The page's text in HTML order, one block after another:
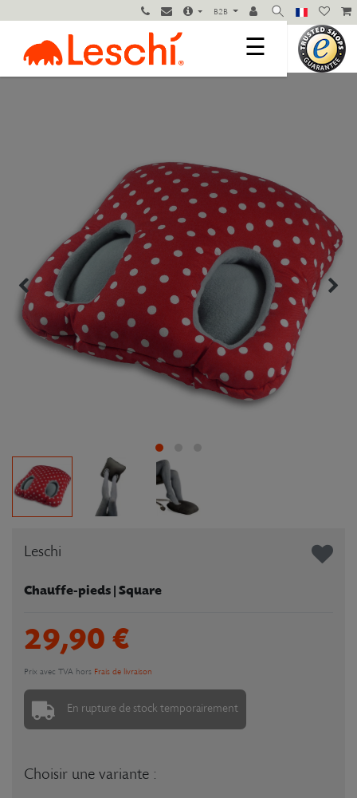
B2B
☰
Leschi
Chauffe-pieds | Square
29,90 €
Prix avec TVA hors Frais de livraison
En rupture de stock temporairement
Choisir une variante :